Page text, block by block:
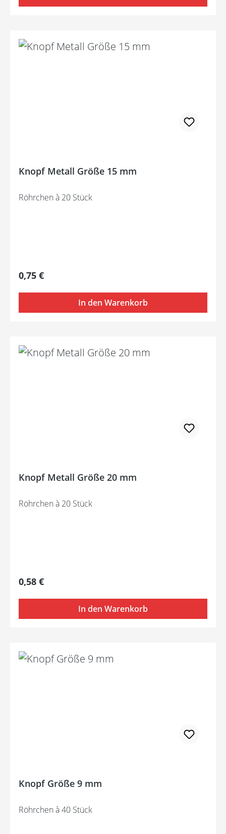
Knopf Metall Größe 15 mm
Röhrchen à 20 Stück
Regulärer Preis:
0,75 €
In den Warenkorb
Knopf Metall Größe 20 mm
Röhrchen à 20 Stück
Regulärer Preis:
0,58 €
In den Warenkorb
Knopf Größe 9 mm
Röhrchen à 40 Stück